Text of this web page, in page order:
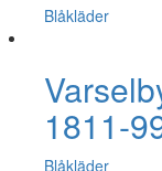
Blåkläder
1811-
Blåkläder